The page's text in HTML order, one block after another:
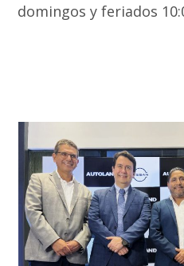
domingos y feriados